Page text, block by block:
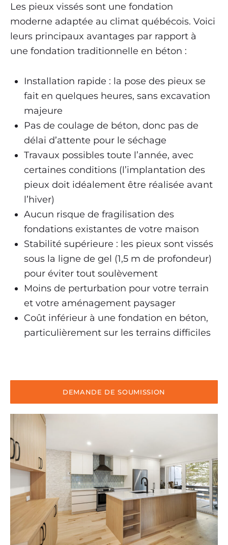
Les pieux vissés sont une fondation
moderne adaptée au climat québécois. Voici
leurs principaux avantages par rapport à
une fondation traditionnelle en béton :
Installation rapide : la pose des pieux se
fait en quelques heures, sans excavation
majeure
Pas de coulage de béton, donc pas de
délai d’attente pour le séchage
Travaux possibles toute l’année, avec
certaines conditions (l’implantation des
pieux doit idéalement être réalisée avant
l’hiver)
Aucun risque de fragilisation des
fondations existantes de votre maison
Stabilité supérieure : les pieux sont vissés
sous la ligne de gel (1,5 m de profondeur)
pour éviter tout soulèvement
Moins de perturbation pour votre terrain
et votre aménagement paysager
Coût inférieur à une fondation en béton,
particulièrement sur les terrains difficiles
DEMANDE DE SOUMISSION